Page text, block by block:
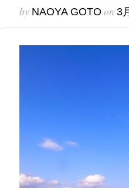
by NAOYA GOTO on 3